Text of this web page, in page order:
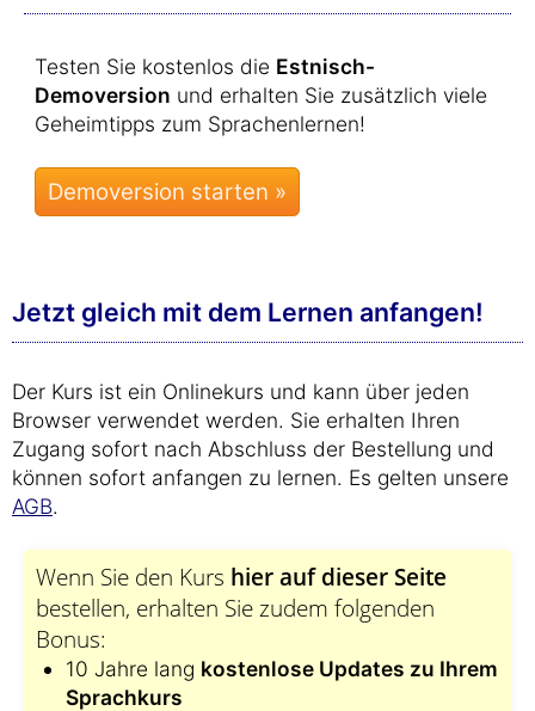
Testen Sie kostenlos die Estnisch-
Demoversion und erhalten Sie zusätzlich viele
Geheimtipps zum Sprachenlernen!
Jetzt gleich mit dem Lernen anfangen!
Der Kurs ist ein Onlinekurs und kann über jeden
Browser verwendet werden. Sie erhalten Ihren
Zugang sofort nach Abschluss der Bestellung und
können sofort anfangen zu lernen. Es gelten unsere
AGB.
Wenn Sie den Kurs hier auf dieser Seite
bestellen, erhalten Sie zudem folgenden
Bonus:
10 Jahre lang kostenlose Updates zu Ihrem
Sprachkurs